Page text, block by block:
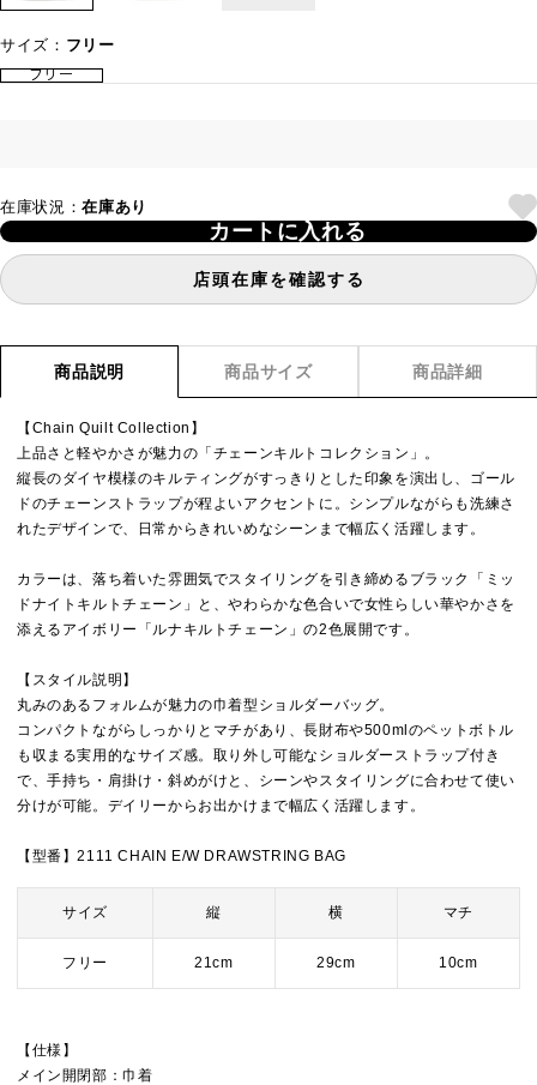
サイズ： フリー
フリー
在庫状況：在庫あり
カートに入れる
店頭在庫を確認する
商品説明 商品サイズ 商品詳細
【Chain Quilt Collection】
上品さと軽やかさが魅力の「チェーンキルトコレクション」。
縦長のダイヤ模様のキルティングがすっきりとした印象を演出し、ゴール
ドのチェーンストラップが程よいアクセントに。シンプルながらも洗練さ
れたデザインで、日常からきれいめなシーンまで幅広く活躍します。
カラーは、落ち着いた雰囲気でスタイリングを引き締めるブラック「ミッ
ドナイトキルトチェーン」と、やわらかな色合いで女性らしい華やかさを
添えるアイボリー「ルナキルトチェーン」の2色展開です。
【スタイル説明】
丸みのあるフォルムが魅力の巾着型ショルダーバッグ。
コンパクトながらしっかりとマチがあり、長財布や500mlのペットボトル
も収まる実用的なサイズ感。取り外し可能なショルダーストラップ付き
で、手持ち・肩掛け・斜めがけと、シーンやスタイリングに合わせて使い
分けが可能。デイリーからお出かけまで幅広く活躍します。
【型番】2111 CHAIN E/W DRAWSTRING BAG
サイズ 縦 横 マチ
フリー 21cm 29cm 10cm
【仕様】
メイン開閉部：巾着